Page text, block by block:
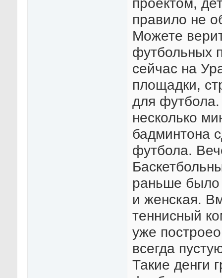
правило не
Можете
футбольных
сейчас на
площадки,
для
несколько
бадминтона
футбола.
раньше было
и женская.
теннисный
уже
всегда
Такие денги